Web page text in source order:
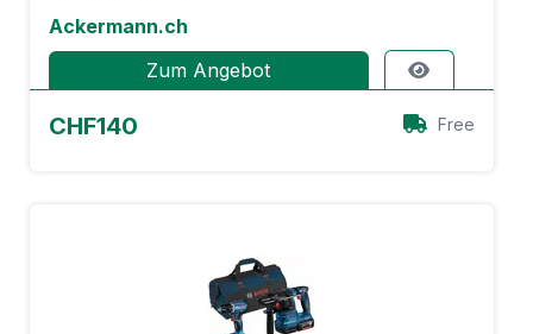
Ackermann.ch
Zum Angebot
CHF140 Free